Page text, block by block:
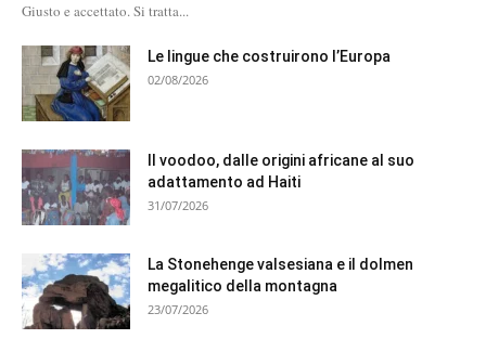
Giusto e accettato. Si tratta...
Le lingue che costruirono l’Europa
02/08/2026
Il voodoo, dalle origini africane al suo
adattamento ad Haiti
31/07/2026
La Stonehenge valsesiana e il dolmen
megalitico della montagna
23/07/2026